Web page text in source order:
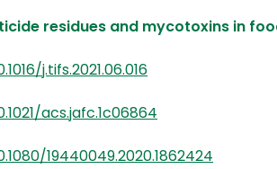
residues and mycotoxins in
j.tifs.2021.06.016
acs.jafc.1c06864
19440049.2020.1862424